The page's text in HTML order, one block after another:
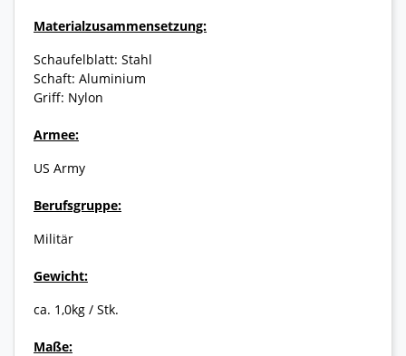
Materialzusammensetzung:
Schaufelblatt: Stahl
Schaft: Aluminium
Griff: Nylon
Armee:
US Army
Berufsgruppe:
Militär
Gewicht:
ca. 1,0kg / Stk.
Maße: